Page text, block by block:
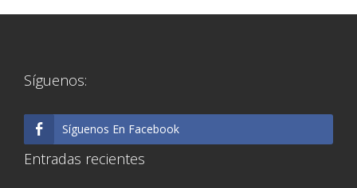
Síguenos:
Síguenos En Facebook
Entradas recientes